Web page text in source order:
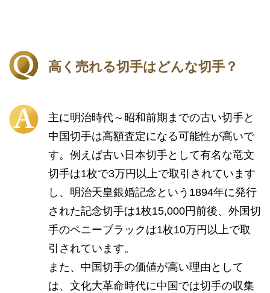
高く売れる切手はどんな切手？
主に明治時代～昭和前期までの古い切手と
中国切手は高額査定になる可能性が高いで
す。例えば古い日本切手として有名な竜文
切手は1枚で3万円以上で取引されています
し、明治天皇銀婚記念という1894年に発行
された記念切手は1枚15,000円前後、外国切
手のペニーブラックは1枚10万円以上で取
引されています。
また、中国切手の価値が高い理由として
は、文化大革命時代に中国では切手の収集